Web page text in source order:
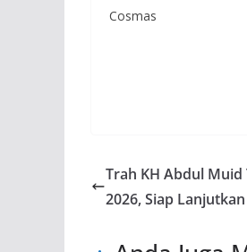
Cosmas
Trah KH Abdul
2026, Siap